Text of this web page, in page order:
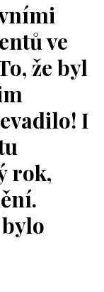
ve
že byl
I
rok,